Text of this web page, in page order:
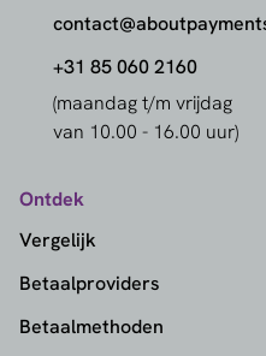
+31 85 060 2160
(maandag t/m vrijdag
van 10.00 - 16.00 uur)
Ontdek
Vergelijk
Betaalproviders
Betaalmethoden